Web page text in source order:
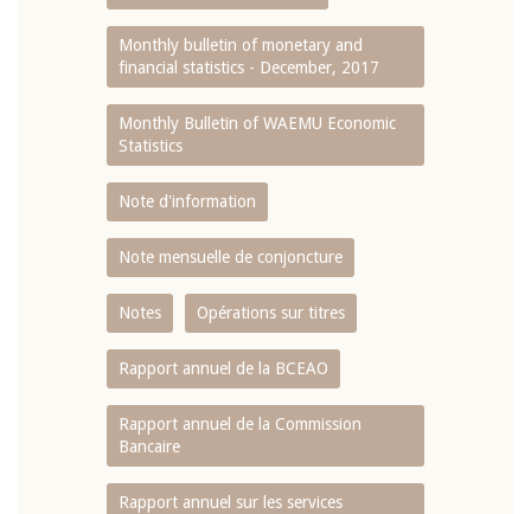
Monthly bulletin of monetary and
financial statistics - December, 2017
Monthly Bulletin of WAEMU Economic
Statistics
Note d'information
Note mensuelle de conjoncture
Notes Opérations sur titres
Rapport annuel de la BCEAO
Rapport annuel de la Commission
Bancaire
Rapport annuel sur les services